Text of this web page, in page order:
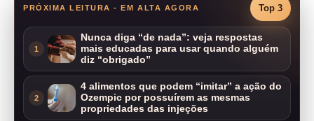
PRÓXIMA LEITURA - EM ALTA AGORA Top 3
1
Nunca diga “de nada”: veja respostas
mais educadas para usar quando alguém
diz “obrigado”
2
4 alimentos que podem “imitar” a ação do
Ozempic por possuírem as mesmas
propriedades das injeções